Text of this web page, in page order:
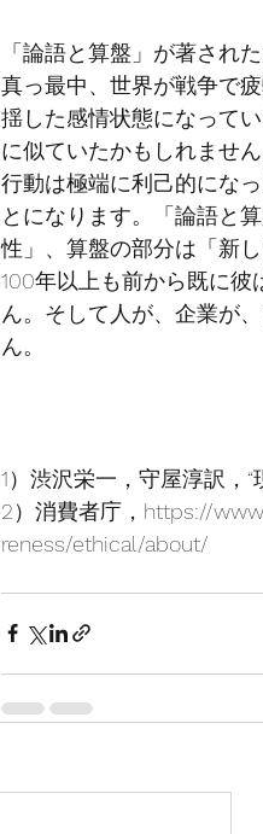
「論語と算盤」が著され
真っ最中、世界が戦争で
揺した感情状態になって
に似ていたかもしれませ
行動は極端に利己的にな
とになります。「論語と
性」、算盤の部分は「新
100年以上も前から既に
ん。そして人が、企業が
ん。
1）渋沢栄一，守屋淳訳，“
2）消費者庁，https://
reness/ethical/about/